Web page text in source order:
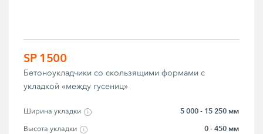
SP 1500
Бетоноукладчики со скользящими формами с
укладкой «между гусениц»
Ширина укладки 5 000 - 15 250 мм
Высота укладки 0 - 450 мм